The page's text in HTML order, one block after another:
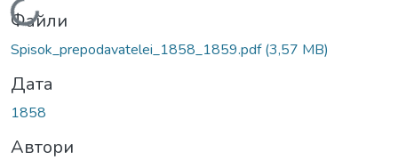
Вантажиться...
Файли
Spisok_prepodavatelei_1858_1859.pdf(3,57 MB)
Дата
1858
Автори